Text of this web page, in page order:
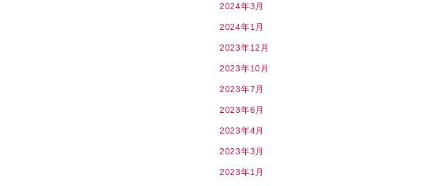
2024年3月
2024年1月
2023年12月
2023年10月
2023年7月
2023年6月
2023年4月
2023年3月
2023年1月